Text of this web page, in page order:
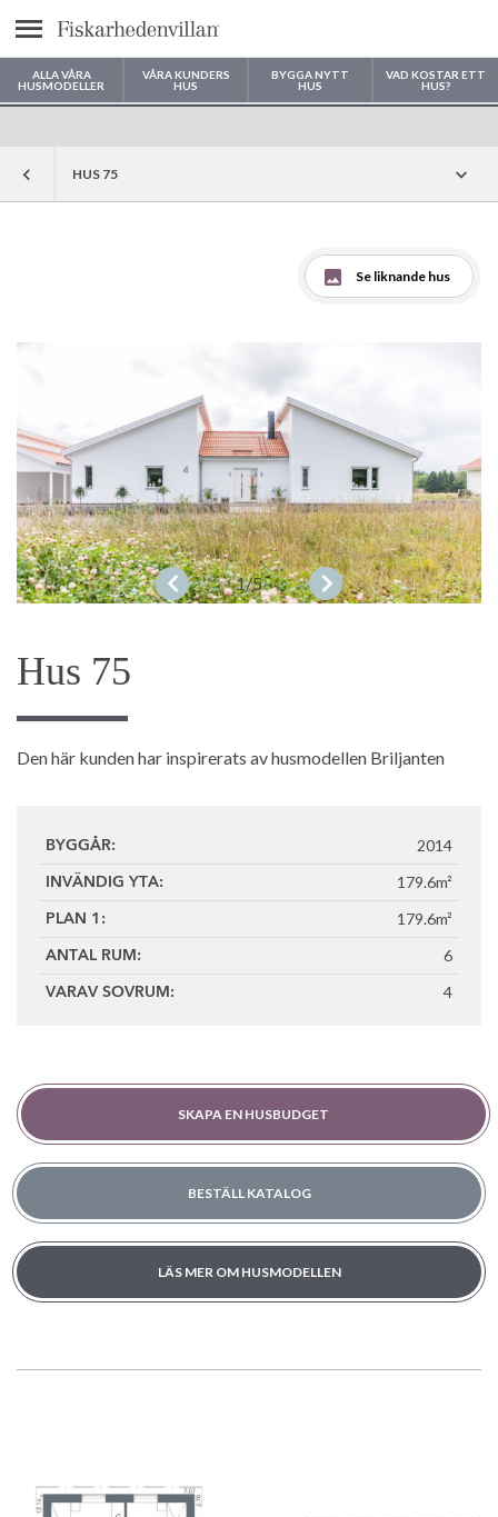
Meny
ALLA VÅRA
HUSMODELLER
VÅRA KUNDERS
HUS
BYGGA NYTT
HUS
VAD KOSTAR ETT
HUS?
Var vill du bygga ditt hus?
HUS 75
Se liknande hus
1/5
Hus 75
Den här kunden har inspirerats av husmodellen Briljanten
BYGGÅR: 2014
INVÄNDIG YTA: 179.6m²
PLAN 1: 179.6m²
ANTAL RUM: 6
VARAV SOVRUM: 4
SKAPA EN HUSBUDGET
BESTÄLL KATALOG
LÄS MER OM HUSMODELLEN